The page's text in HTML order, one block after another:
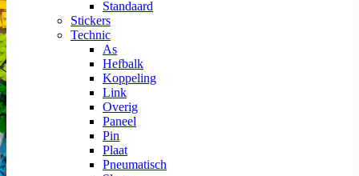
Standaard
Stickers
Technic
As
Hefbalk
Koppeling
Link
Overig
Paneel
Pin
Plaat
Pneumatisch